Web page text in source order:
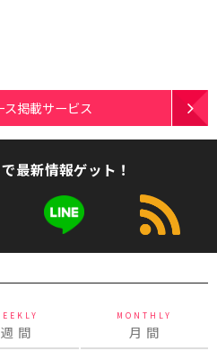
ス掲載サービス
最新情報ゲット！
週 間
MONTHLY
月 間